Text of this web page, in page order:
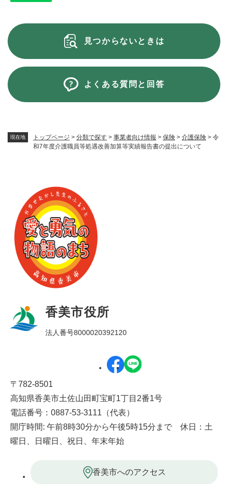
現在地 トップページ > 分類で探す > 事業者向け情報 > 保険 > 介護保険 > 令
和7年度介護職員等処遇改善加算等実績報告書の提出について
見つからないときは
よくある質問と回答
香美市役所
法人番号8000020392120
〒782-8501
高知県香美市土佐山田町宝町1丁目2番1号
電話番号：0887-53-3111（代表）
開庁時間: 午前8時30分から午後5時15分まで 休日：土
曜日、日曜日、祝日、年末年始
香美市へのアクセス